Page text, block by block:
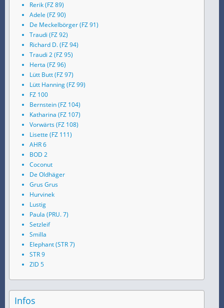
Rerik (FZ 89)
Adele (FZ 90)
De Meckelbörger (FZ 91)
Traudi (FZ 92)
Richard D. (FZ 94)
Traudi 2 (FZ 95)
Herta (FZ 96)
Lütt Butt (FZ 97)
Lütt Hanning (FZ 99)
FZ 100
Bernstein (FZ 104)
Katharina (FZ 107)
Vorwärts (FZ 108)
Lisette (FZ 111)
AHR 6
BOD 2
Coconut
De Oldhäger
Grus Grus
Hurvinek
Lustig
Paula (PRU. 7)
Setzleif
Smilla
Elephant (STR 7)
STR 9
ZID 5
Infos